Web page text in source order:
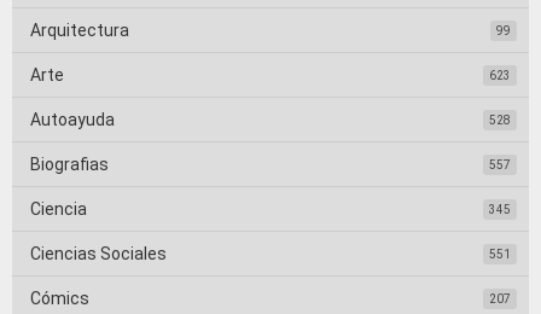
Arquitectura 99
Arte 623
Autoayuda 528
Biografias 557
Ciencia 345
Ciencias Sociales 551
Cómics 207